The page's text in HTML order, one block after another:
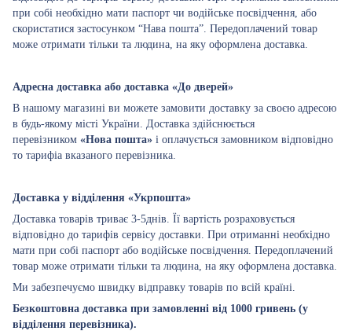
при собі необхідно мати паспорт чи водійське посвідчення, або
скористатися застосунком “Нава пошта”. Передоплачений товар
може отримати тільки та людина, на яку оформлена доставка.
Адресна доставка або доставка «До дверей»
В нашому магазині ви можете замовити доставку за своєю адресою
в будь-якому місті України. Доставка здійснюється
перевізником «Нова пошта» і оплачується замовником відповідно
то тарифіа вказаного перевізника.
Доставка у відділення «Укрпошта»
Доставка товарів триває 3-5днів. Її вартість розраховується
відповідно до тарифів сервісу доставки. При отриманні необхідно
мати при собі паспорт або водійське посвідчення. Передоплачений
товар може отримати тільки та людина, на яку оформлена доставка.
Ми забезпечуємо швидку відправку товарів по всій країні.
Безкоштовна доставка при замовленні від 1000 гривень (у
відділення перевізника).